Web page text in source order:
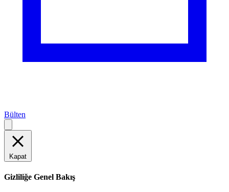
Bülten
Kapat
Gizliliğe Genel Bakış